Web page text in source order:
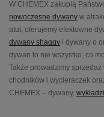
W CHEMEX zakupią
nowoczesne dywany w
atut, oferujemy efektowne
dywany shaggy i dywany o
dywan to nie wszystko, co
Także prowadzimy sprzedaż
chodników i wycieraczek
CHEMEX – dywany,